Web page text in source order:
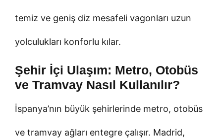
temiz ve geniş diz mesafeli vagonları uzun
yolculukları konforlu kılar.
Şehir İçi Ulaşım: Metro, Otobüs
ve Tramvay Nasıl Kullanılır?
İspanya’nın büyük şehirlerinde metro, otobüs
ve tramvay ağları entegre çalışır. Madrid,